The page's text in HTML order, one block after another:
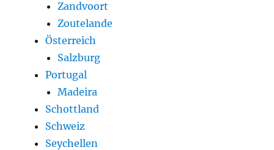
Zandvoort
Zoutelande
Österreich
Salzburg
Portugal
Madeira
Schottland
Schweiz
Seychellen